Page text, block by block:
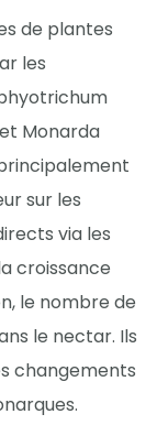
de plantes
les
Monarda
sur les
via les
croissance
le nombre de
le nectar. Ils
changements